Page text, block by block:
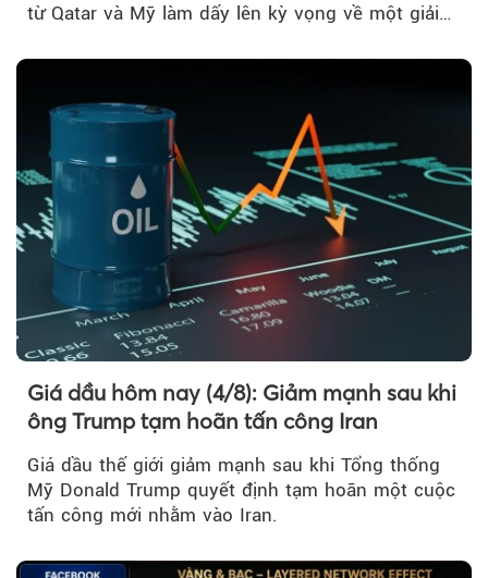
từ Qatar và Mỹ làm dấy lên kỳ vọng về một giải
Iran.
Giá dầu hôm nay (4/8): Giảm mạnh sau khi
ông Trump tạm hoãn tấn công Iran
Giá dầu thế giới giảm mạnh sau khi Tổng thống
Mỹ Donald Trump quyết định tạm hoãn một cuộc
tấn công mới nhằm vào Iran.